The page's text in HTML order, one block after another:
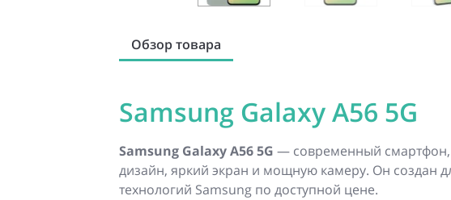
Обзор товара
Samsung Galaxy A56 5G
Samsung Galaxy A56 5G — современный
дизайн, яркий экран и мощную камеру. Он создан
технологий Samsung по доступной цене.